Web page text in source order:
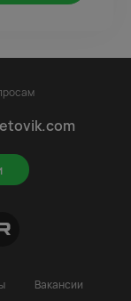
Вакансии